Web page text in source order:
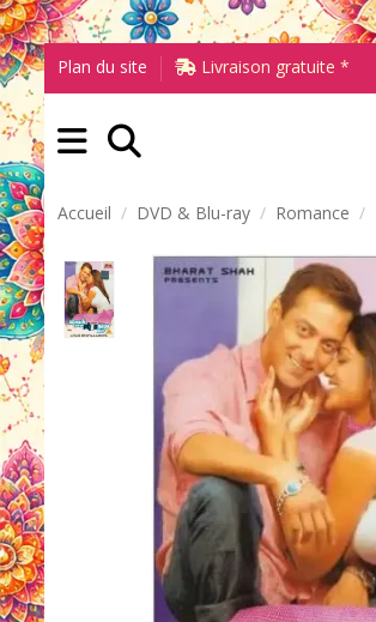
Plan du site Livraison gratuite *
Accueil DVD & Blu-ray Romance